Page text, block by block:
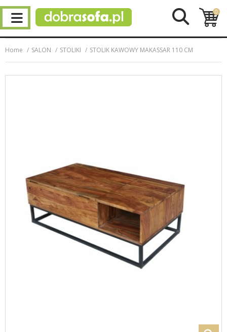
0
Home SALON STOLIKI STOLIK KAWOWY MAKASSAR 110 CM